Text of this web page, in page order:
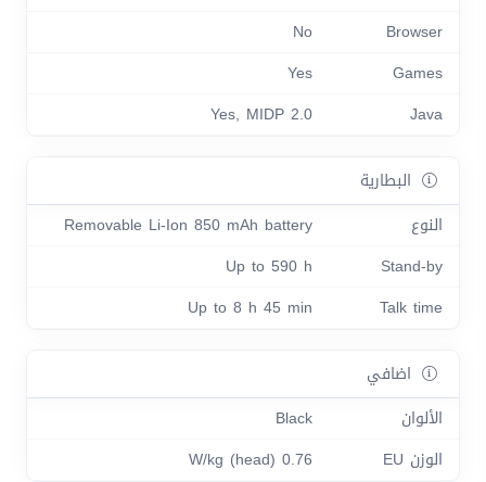
Browser
No
Games
Yes
Java
Yes, MIDP 2.0
البطارية
النوع
Removable Li-Ion 850 mAh battery
Stand-by
Up to 590 h
Talk time
Up to 8 h 45 min
اضافي
الألوان
Black
الوزن EU
0.76 W/kg (head)